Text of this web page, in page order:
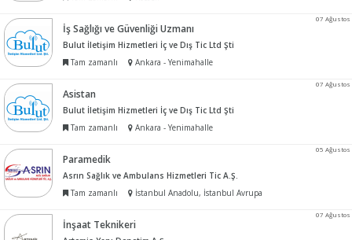
07 Ağustos
İş Sağlığı ve Güvenliği Uzmanı
Bulut İletişim Hizmetleri İç ve Dış Tic Ltd Şti
Tam zamanlı
Ankara - Yenimahalle
07 Ağustos
Asistan
Bulut İletişim Hizmetleri İç ve Dış Tic Ltd Şti
Tam zamanlı
Ankara - Yenimahalle
05 Ağustos
Paramedik
Asrın Sağlık ve Ambulans Hizmetleri Tic A.Ş.
Tam zamanlı
İstanbul Anadolu, İstanbul Avrupa
07 Ağustos
İnşaat Teknikeri